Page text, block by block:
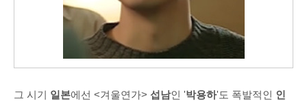
그 시기 일본에선 <겨울연가> 섭남인 '박용하'도 폭발적인 인